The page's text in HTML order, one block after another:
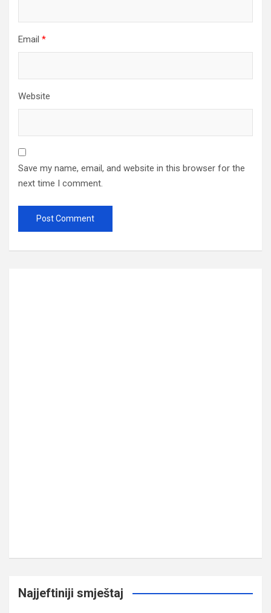
Email *
Website
Save my name, email, and website in this browser for the
next time I comment.
Najjeftiniji smještaj